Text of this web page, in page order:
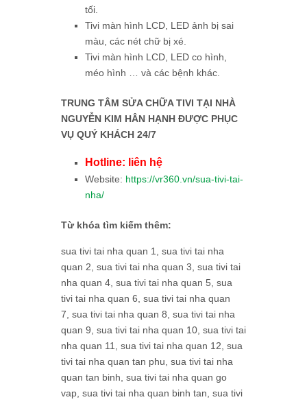
tối.
Tivi màn hình LCD, LED ảnh bị sai
màu, các nét chữ bị xé.
Tivi màn hình LCD, LED co hình,
méo hình … và các bệnh khác.
TRUNG TÂM SỬA CHỮA TIVI TẠI NHÀ
NGUYỄN KIM HÂN HẠNH ĐƯỢC PHỤC
VỤ QUÝ KHÁCH 24/7
Hotline: liên hệ
Website: https://vr360.vn/sua-tivi-tai-
nha/
Từ khóa tìm kiếm thêm:
sua tivi tai nha quan 1, sua tivi tai nha
quan 2, sua tivi tai nha quan 3, sua tivi tai
nha quan 4, sua tivi tai nha quan 5, sua
tivi tai nha quan 6, sua tivi tai nha quan
7, sua tivi tai nha quan 8, sua tivi tai nha
quan 9, sua tivi tai nha quan 10, sua tivi tai
nha quan 11, sua tivi tai nha quan 12, sua
tivi tai nha quan tan phu, sua tivi tai nha
quan tan binh, sua tivi tai nha quan go
vap, sua tivi tai nha quan binh tan, sua tivi